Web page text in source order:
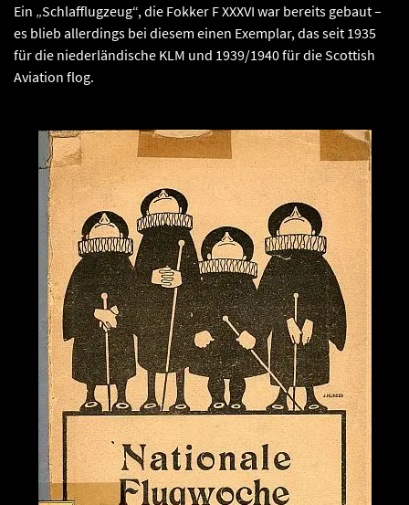
Ein „Schlafflugzeug“, die Fokker F XXXVI war bereits gebaut –
es blieb allerdings bei diesem einen Exemplar, das seit 1935
für die niederländische KLM und 1939/1940 für die Scottish
Aviation flog.